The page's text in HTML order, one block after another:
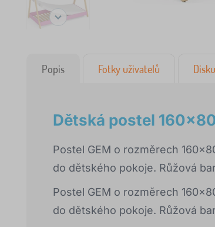
Popis Fotky uživatelů
Dětská postel
Postel GEM o rozměrech
do dětského pokoje. Růžová
Postel GEM o rozměrech
do dětského pokoje. Růžová